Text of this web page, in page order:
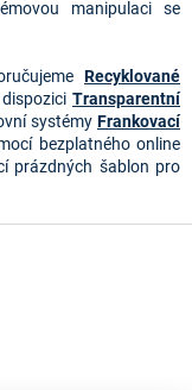
manipulaci se
Recyklované
Transparentní
systémyFrankovací
bezplatného online
prázdných šablon pro